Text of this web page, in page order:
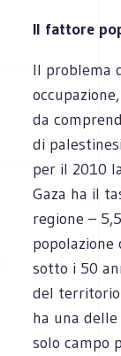
Il fattore
Il problema
da
di
per il 2010
Gaza ha il
regione –
popolazione
sotto i 50
del territorio
ha una
solo campo